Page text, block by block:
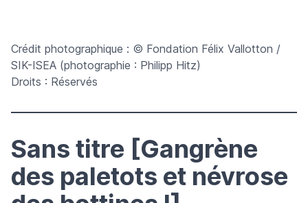
Crédit photographique : © Fondation Félix Vallotton /
SIK-ISEA (photographie : Philipp Hitz)
Droits : Réservés
Sans titre [Gangrène
des paletots et névrose